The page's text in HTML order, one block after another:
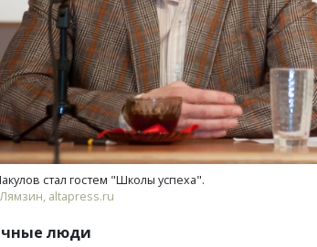
стал гостем "Школы успеха".
altapress.ru
люди
трендах в фасадах и
СТРОИТЕЛЬСТВО